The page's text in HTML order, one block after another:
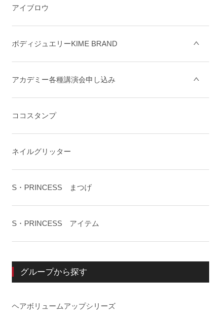
アイブロウ
ボディジュエリーKIME BRAND
アカデミー各種講演会申し込み
ココスタンプ
ネイルグリッター
S・PRINCESS まつげ
S・PRINCESS アイテム
グループから探す
ヘアボリュームアップシリーズ